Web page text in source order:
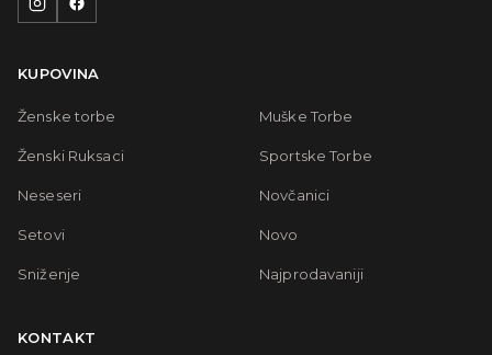
KUPOVINA
Ženske torbe Muške Torbe
Ženski Ruksaci Sportske Torbe
Neseseri Novčanici
Setovi Novo
Sniženje Najprodavaniji
KONTAKT